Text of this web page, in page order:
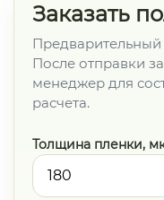
Заказать
Предварительный
После отправки
менеджер для
расчета.
Толщина пленки,